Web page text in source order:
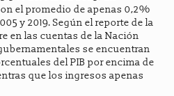
el promedio de apenas 0,2%
y 2019. Según el reporte de la
en las cuentas de la Nación
se encuentran
del PIB por encima de
que los ingresos apenas